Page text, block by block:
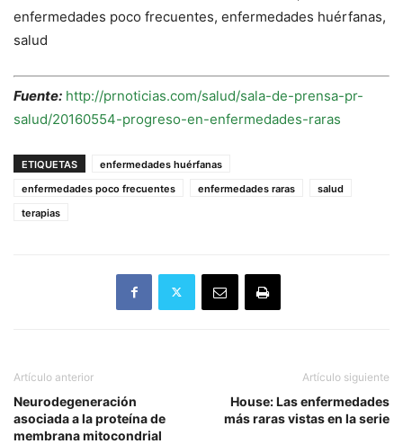
enfermedades poco frecuentes, enfermedades huérfanas,
salud
Fuente: http://prnoticias.com/salud/sala-de-prensa-pr-
salud/20160554-progreso-en-enfermedades-raras
ETIQUETAS
enfermedades huérfanas
enfermedades poco frecuentes
enfermedades raras
salud
terapias
Artículo anterior
Neurodegeneración
asociada a la proteína de
membrana mitocondrial
Artículo siguiente
House: Las enfermedades
más raras vistas en la serie